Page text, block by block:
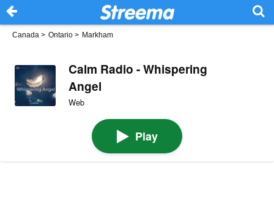
Canada > Ontario > Markham
Calm Radio - Whispering
Angel
Web
Play